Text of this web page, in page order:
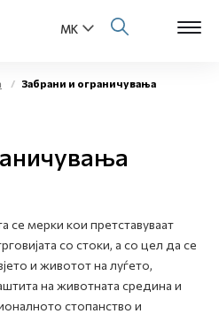
Open
Open
Забрани и ограничувања
се мерки кои претставуваат
со стоки, а со цел да се
и животот на луѓето,
на животната средина и
стопанство и